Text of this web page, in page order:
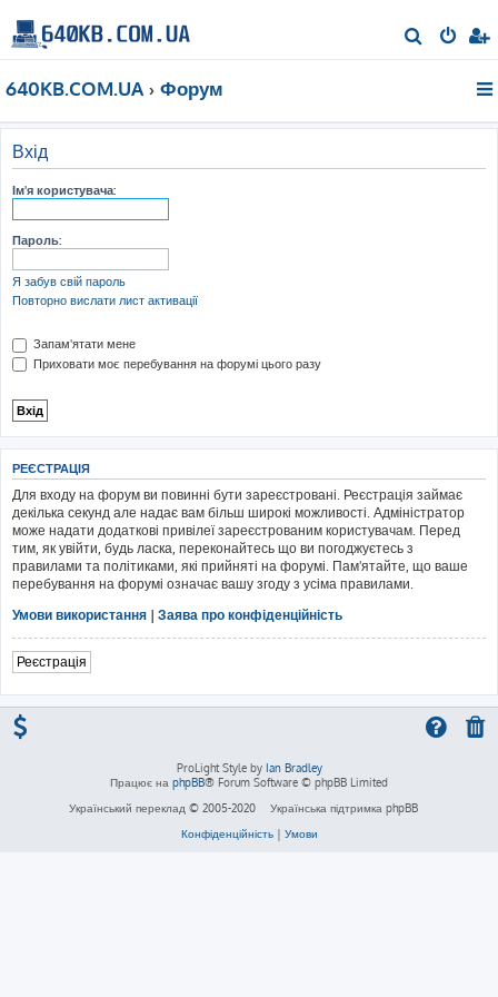
о
640KB.COM.UA Форум
Вхід
Ім'я користувача:
Пароль:
Я забув свій пароль
Повторно вислати лист активації
Запам'ятати мене
Приховати моє перебування на форумі цього разу
РЕЄСТРАЦІЯ
Для входу на форум ви повинні бути зареєстровані. Реєстрація займає
декілька секунд але надає вам більш широкі можливості. Адміністратор
може надати додаткові привілеї зареєстрованим користувачам. Перед
тим, як увійти, будь ласка, переконайтесь що ви погоджуєтесь з
правилами та політиками, які прийняті на форумі. Пам'ятайте, що ваше
перебування на форумі означає вашу згоду з усіма правилами.
Умови використання | Заява про конфіденційність
Реєстрація
ProLight Style by Ian Bradley
Працює на phpBB® Forum Software © phpBB Limited
Український переклад © 2005-2020
Українська підтримка phpBB
Конфіденційність| Умови